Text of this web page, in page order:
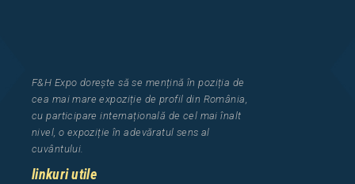
F&H Expo dorește să se mențină în poziția de
cea mai mare expoziție de profil din România,
cu participare internațională de cel maiînalt
nivel, o expoziție în adevăratul sens al
cuvântului.
linkuri utile